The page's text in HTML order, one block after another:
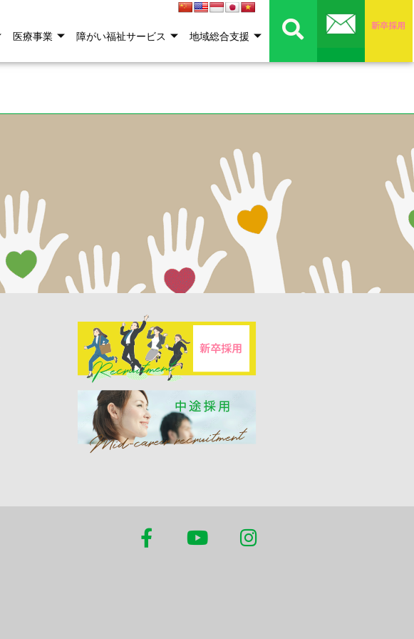
医療事業 障がい福祉サービス 地域総合支援